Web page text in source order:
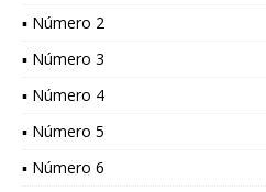
▪ Número 2
▪ Número 3
▪ Número 4
▪ Número 5
▪ Número 6